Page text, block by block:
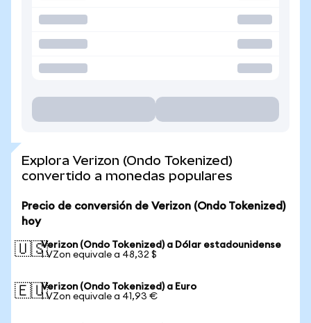
Explora Verizon (Ondo Tokenized)
convertido a monedas populares
Precio de conversión de Verizon (Ondo Tokenized)
hoy
🇺🇸Verizon (Ondo Tokenized) a Dólar estadounidense
1 VZon equivale a 48,32 $
🇪🇺Verizon (Ondo Tokenized) a Euro
1 VZon equivale a 41,93 €